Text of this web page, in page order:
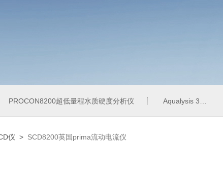
PROCON8200超低量程水质硬度分析仪 Aqualysis 300饮用水管网在线余氯总氯分析仪
仪 > SCD8200英国prima流动电流仪